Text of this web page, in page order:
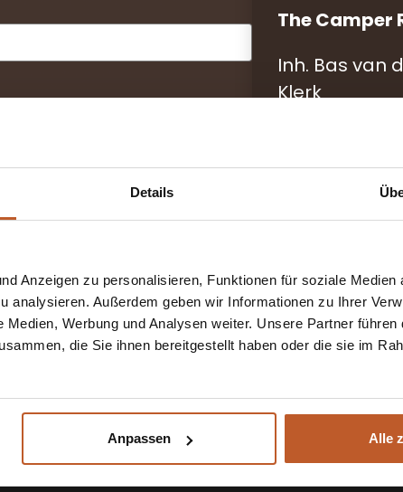
Details
Anzeigen zu personalisieren, Funktionen für soziale Medien
analysieren. Außerdem geben wir Informationen zu Ihrer
Werbung und Analysen weiter. Unsere Partner führen
die Sie ihnen bereitgestellt haben oder die sie im
Anpassen Alle
The Camper
Inh. Bas van
Klerk
Telefon/
E-Mail:
Montag bis
Uhr,
Samstag